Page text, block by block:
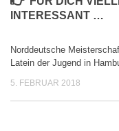
INTERESSANT …
Norddeutsche
Latein der Jugend in
5. FEBRUAR 2018